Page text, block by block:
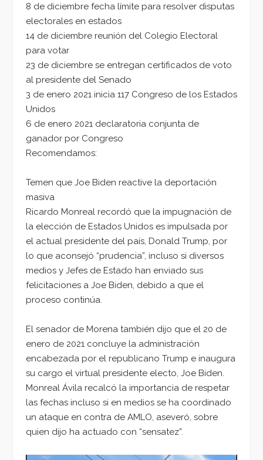
8 de diciembre fecha límite para resolver disputas
electorales en estados
14 de diciembre reunión del Colegio Electoral
para votar
23 de diciembre se entregan certificados de voto
al presidente del Senado
3 de enero 2021 inicia 117 Congreso de los Estados
Unidos
6 de enero 2021 declaratoria conjunta de
ganador por Congreso
Recomendamos:
Temen que Joe Biden reactive la deportación
masiva
Ricardo Monreal recordó que la impugnación de
la elección de Estados Unidos es impulsada por
el actual presidente del país, Donald Trump, por
lo que aconsejó “prudencia”, incluso si diversos
medios y Jefes de Estado han enviado sus
felicitaciones a Joe Biden, debido a que el
proceso continúa.
El senador de Morena también dijo que el 20 de
enero de 2021 concluye la administración
encabezada por el republicano Trump e inaugura
su cargo el virtual presidente electo, Joe Biden.
Monreal Ávila recalcó la importancia de respetar
las fechas incluso si en medios se ha coordinado
un ataque en contra de AMLO, aseveró, sobre
quien dijo ha actuado con “sensatez”.